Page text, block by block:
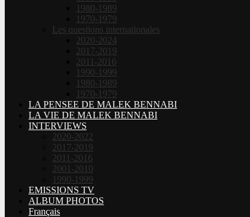
1980-1989
1970-1979
Les questions internationales
2020-2024
2017-2019
2011-2016
1990-1999
1980-1989
1970-1979
LA PENSEE DE MALEK BENNABI
LA VIE DE MALEK BENNABI
INTERVIEWS
2020-2022
2017-2019
2011-2016
2001-2010
1990-1999
EMISSIONS TV
ALBUM PHOTOS
Français